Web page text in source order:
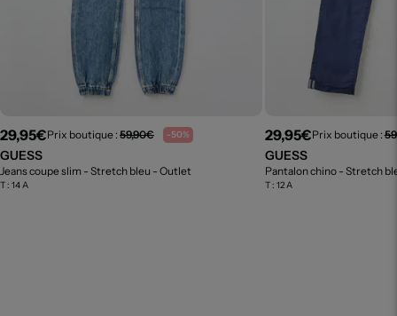
29,95€Prix boutique :59,90€ -50%
GUESS
Jeans coupe slim - Stretch bleu - Outlet
T :14 A
29,95€Prix boutique :
GUESS
Pantalon chino - Stretch
T : 12 A